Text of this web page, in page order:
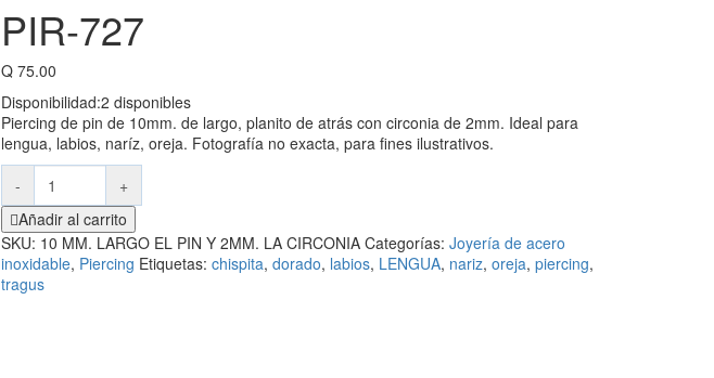
PIR-727
Q 75.00
Disponibilidad:2 disponibles
Piercing de pin de 10mm. de largo, planito de atrás con circonia de 2mm. Ideal para
lengua, labios, naríz, oreja. Fotografía no exacta, para fines ilustrativos.
-
+
Añadir al carrito
SKU: 10 MM. LARGO EL PIN Y 2MM. LA CIRCONIA Categorías: Joyería de acero
inoxidable, Piercing Etiquetas: chispita, dorado, labios, LENGUA, nariz, oreja, piercing,
tragus